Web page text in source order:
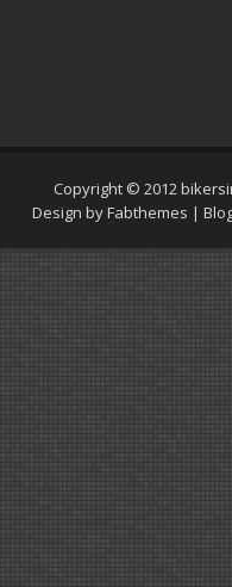
Copyright © 2012
Design byFabthemes |